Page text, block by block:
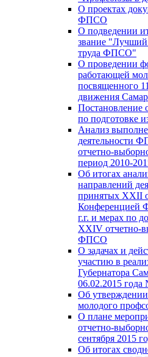
О проектах
ФПСО
О подведении
звание
труда ФПСО"
О проведении
работающей
посвященного
движения
Постановление
по подготовке
Анализ
деятельности
отчетно-
период 2010-
Об итогах
направлений
принятых XXII
Конференцией
г.г. и мерах по
XXIV отчетно-
ФПСО
О задачах и
участию в
Губернатора
06.02.2015
Об
молодого
О плане
отчетно-
сентября 2015
Об итогах